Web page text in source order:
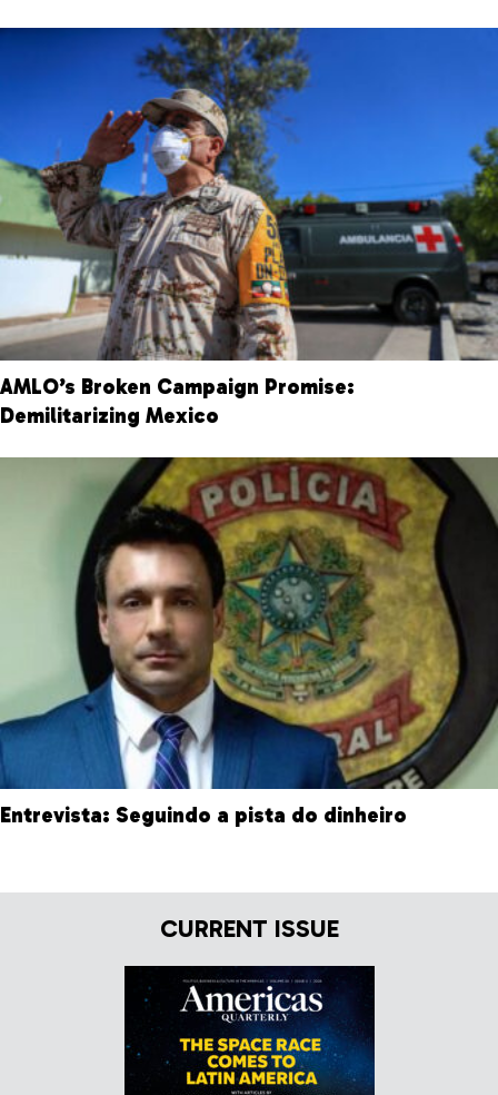
AMLO’s Broken Campaign Promise:
Demilitarizing Mexico
Entrevista: Seguindo a pista do dinheiro
CURRENT ISSUE